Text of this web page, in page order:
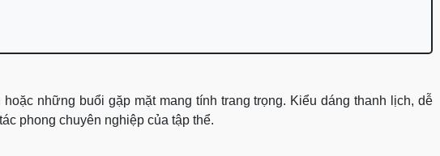
những buổi gặp mặt mang tính trang trọng. Kiểu dáng thanh lịch, dễ
phong chuyên nghiệp của tập thể.